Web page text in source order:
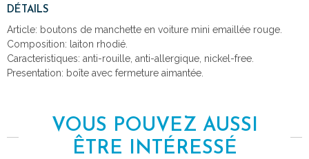
DÉTAILS
Article: boutons de manchette en voiture mini emaillée rouge.
Composition: laiton rhodié.
Caracteristiques: anti-rouille, anti-allergique, nickel-free.
Presentation: boîte avec fermeture aimantée.
VOUS POUVEZ AUSSI
ÊTRE INTÉRESSÉ